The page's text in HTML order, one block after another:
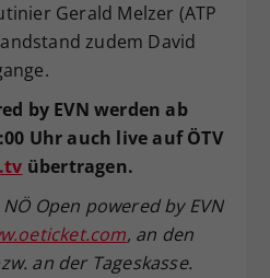
Gerald Melzer (ATP
zudem David
by EVN werden ab
Uhr auch live auf ÖTV
übertragen.
Open powered by EVN
, an den
an der Tageskasse.